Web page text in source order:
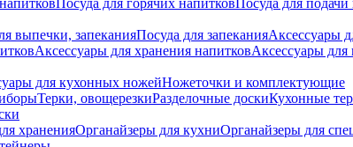
Посуда для горячих напитковПосуда для
выпечки, запеканияПосуда для запеканияАксессуары
Аксессуары для хранения напитковАксессуары для
для кухонных ножейНожеточки и комплектующие
Терки, овощерезкиРазделочные доскиКухонные
храненияОрганайзеры для кухниОрганайзеры для